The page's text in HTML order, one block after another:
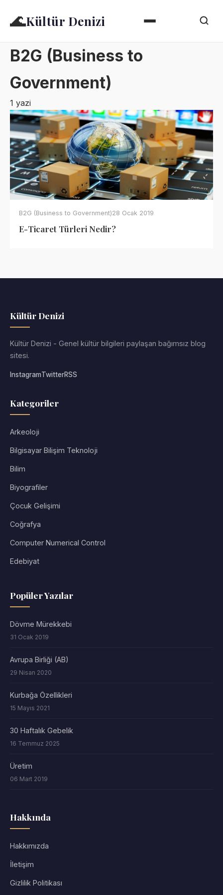
🌊Kültür Denizi
B2G (Business to
Government)
1 yazi
B2G (Business to Government)28 Ocak 2019
E-Ticaret Türleri Nedir?
Kültür Denizi
Kültür Denizi - Genel kültür bilgileri paylaşan bağımsız blog
sitesi.
InstagramTwitterRSS
Kategoriler
Arkeoloji
Bilgisayar Bilişim Teknoloji
Bilim
Biyografiler
Çocuk Gelişimi
Coğrafya
Computer Numerical Control
Edebiyat
Popüler Yazılar
Dövme Mürekkebi
31 Ocak 2019
Avrupa Birliği (AB)
29 Nisan 2020
Kurbağa Özellikleri
15 Mayıs 2021
30 Haftalık Gebelik
16 Temmuz 2025
Üretim
06 Mart 2019
Hakkında
Hakkımızda
İletişim
Gizlilik Politikası